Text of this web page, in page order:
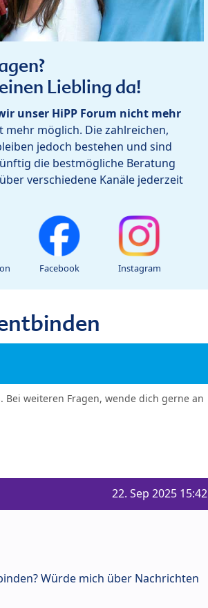
Liebling da!
unser HiPP Forum nicht mehr
möglich. Die zahlreichen,
jedoch bestehen und sind
die bestmögliche Beratung
über verschiedene Kanäle jederzeit
Facebook Instagram
weiteren Fragen, wende dich gerne an
22. Sep 2025 15:42
Würde mich über Nachrichten